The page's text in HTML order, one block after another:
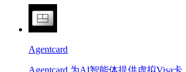
Agentcard
Agentcard 为AI智能体提供虚拟Visa